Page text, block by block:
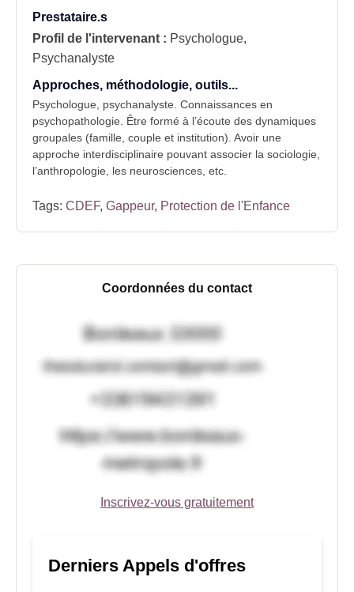
Prestataire.s
Profil de l'intervenant : Psychologue,
Psychanalyste
Approches, méthodologie, outils...
Psychologue, psychanalyste. Connaissances en
psychopathologie. Être formé à l’écoute des dynamiques
groupales (famille, couple et institution). Avoir une
approche interdisciplinaire pouvant associer la sociologie,
l’anthropologie, les neurosciences, etc.
Tags: CDEF, Gappeur, Protection de l'Enfance
Coordonnées du contact
Inscrivez-vous gratuitement
Derniers Appels d'offres